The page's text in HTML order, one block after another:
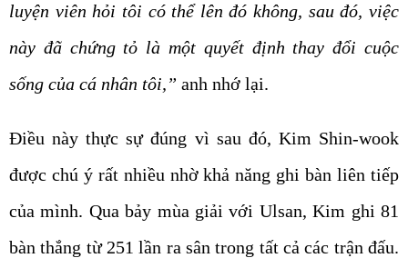
luyện viên hỏi tôi có thể lên đó không, sau đó, việc
này đã chứng tỏ là một quyết định thay đổi cuộc
sống của cá nhân tôi,” anh nhớ lại.
Điều này thực sự đúng vì sau đó, Kim Shin-wook
được chú ý rất nhiều nhờ khả năng ghi bàn liên tiếp
của mình. Qua bảy mùa giải với Ulsan, Kim ghi 81
bàn thắng từ 251 lần ra sân trong tất cả các trận đấu.